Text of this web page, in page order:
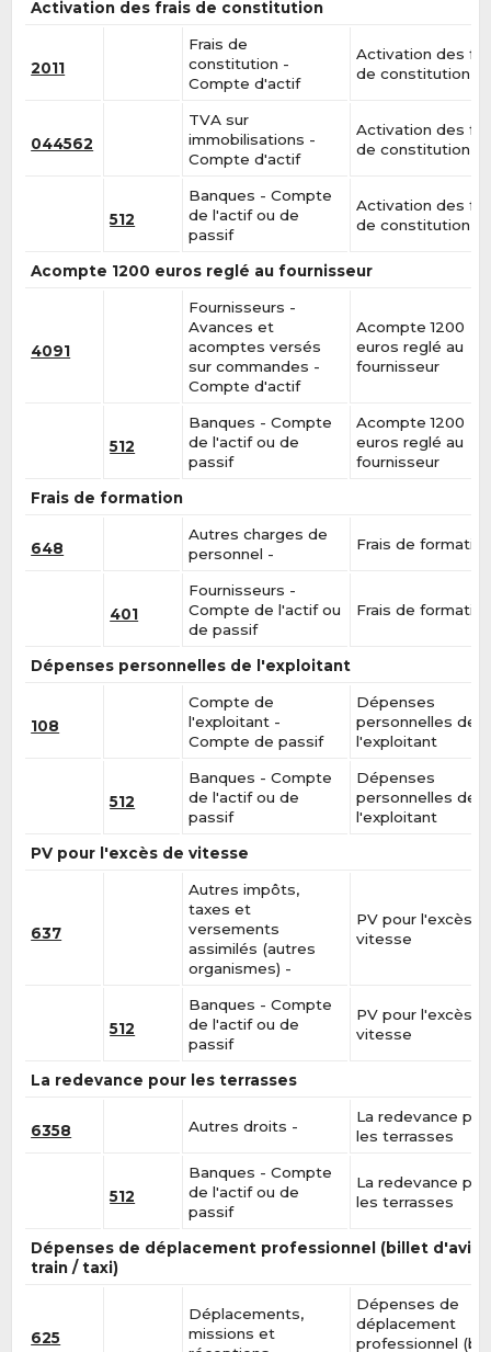
Activation des frais de constitution
2011
Frais de
constitution -
Compte d'actif
Activation des
de constitution
044562
TVA sur
immobilisations -
Compte d'actif
Activation des
de constitution
512
Banques - Compte
de l'actif ou de
passif
Activation des
de constitution
Acompte 1200 euros reglé au fournisseur
4091
Fournisseurs -
Avances et
acomptes versés
sur commandes -
Compte d'actif
Acompte 1200
euros reglé au
fournisseur
512
Banques - Compte
de l'actif ou de
passif
Acompte 1200
euros reglé au
fournisseur
Frais de formation
648
Autres charges de
personnel -
Frais de
401
Fournisseurs -
Compte de l'actif ou
de passif
Frais de
Dépenses personnelles de l'exploitant
108
Compte de
l'exploitant -
Compte de passif
Dépenses
personnelles de
l'exploitant
512
Banques - Compte
de l'actif ou de
passif
Dépenses
personnelles de
l'exploitant
PV pour l'excès de vitesse
637
Autres impôts,
taxes et
versements
assimilés (autres
organismes) -
PV pour l'excès
vitesse
512
Banques - Compte
de l'actif ou de
passif
PV pour l'excès
vitesse
La redevance pour les terrasses
6358 Autres droits -
La redevance
les terrasses
512
Banques - Compte
de l'actif ou de
passif
La redevance
les terrasses
Dépenses de déplacement professionnel (billet
train / taxi)
625
Déplacements,
missions et
Dépenses de
déplacement
professionnel